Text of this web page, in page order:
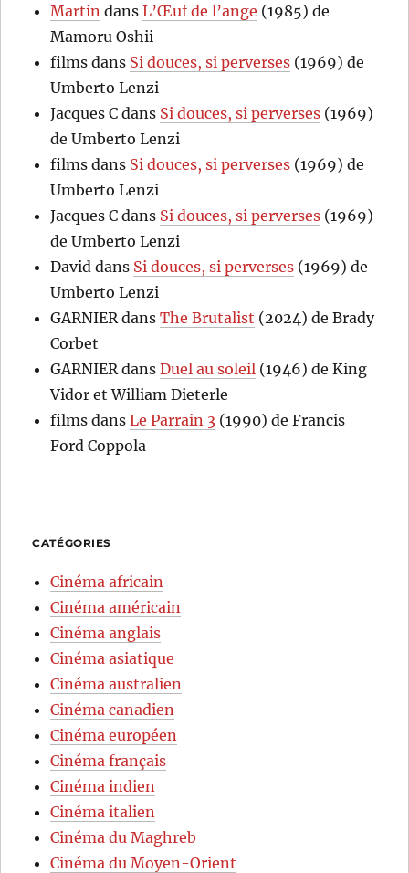
Martin dansL’Œuf de l’ange (1985) de
Mamoru Oshii
films dans Si douces, si perverses (1969) de
Umberto Lenzi
Jacques C dans Si douces, si perverses (1969)
de Umberto Lenzi
films dans Si douces, si perverses (1969) de
Umberto Lenzi
Jacques C dans Si douces, si perverses (1969)
de Umberto Lenzi
David dans Si douces, si perverses (1969) de
Umberto Lenzi
GARNIER dansThe Brutalist (2024) de Brady
Corbet
GARNIER dansDuel au soleil (1946) de King
Vidor et William Dieterle
films dansLe Parrain 3 (1990) de Francis
Ford Coppola
CATÉGORIES
Cinéma africain
Cinéma américain
Cinéma anglais
Cinéma asiatique
Cinéma australien
Cinéma canadien
Cinéma européen
Cinéma français
Cinéma indien
Cinéma italien
Cinéma du Maghreb
Cinéma du Moyen-Orient